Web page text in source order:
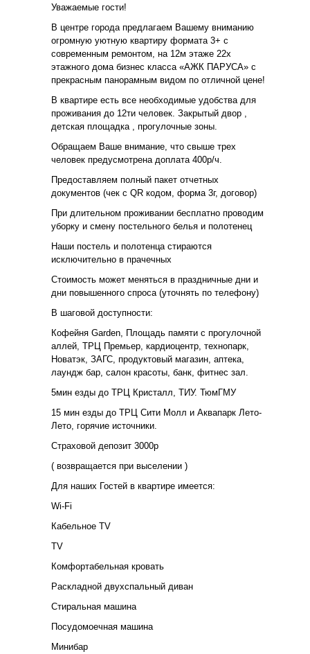
Уважаемые гости!
В центре города предлагаем Вашему вниманию
огромную уютную квартиру формата 3+ с
современным ремонтом, на 12м этаже 22х
этажного дома бизнес класса «АЖК ПАРУСА» с
прекрасным панорамным видом по отличной цене!
В квартире есть все необходимые удобства для
проживания до 12ти человек. Закрытый двор ,
детская площадка , прогулочные зоны.
Обращаем Ваше внимание, что свыше трех
человек предусмотрена доплата 400р/ч.
Предоставляем полный пакет отчетных
документов (чек с QR кодом, форма 3г, договор)
При длительном проживании бесплатно проводим
уборку и смену постельного белья и полотенец
Наши постель и полотенца стираются
исключительно в прачечных
Стоимость может меняться в праздничные дни и
дни повышенного спроса (уточнять по телефону)
В шаговой доступности:
Кофейня Garden, Площадь памяти с прогулочной
аллей, ТРЦ Премьер, кардиоцентр, технопарк,
Новатэк, ЗАГС, продуктовый магазин, аптека,
лаундж бар, салон красоты, банк, фитнес зал.
5мин езды до ТРЦ Кристалл, ТИУ. ТюмГМУ
15 мин езды до ТРЦ Сити Молл и Аквапарк Лето-
Лето, горячие источники.
Страховой депозит 3000р
( возвращается при выселении )
Для наших Гостей в квартире имеется:
Wi-Fi
Кабельное ТV
TV
Комфортабельная кровать
Раскладной двухспальный диван
Стиральная машина
Посудомоечная машина
Минибар